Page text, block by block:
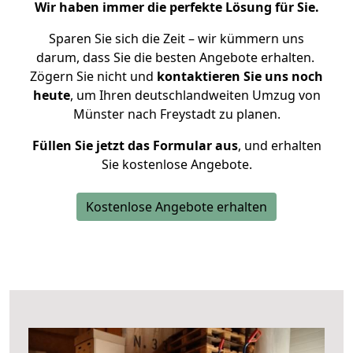
Wir haben immer die perfekte Lösung für Sie.
Sparen Sie sich die Zeit – wir kümmern uns
darum, dass Sie die besten Angebote erhalten.
Zögern Sie nicht und kontaktieren Sie uns noch
heute, um Ihren deutschlandweiten Umzug von
Münster nach Freystadt zu planen.
Füllen Sie jetzt das Formular aus, und erhalten
Sie kostenlose Angebote.
Kostenlose Angebote erhalten